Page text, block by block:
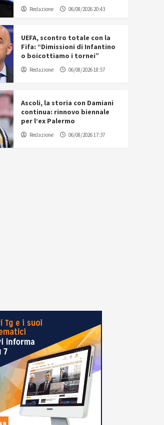
Redazione 06/08/2026 20:43
UEFA, scontro totale con la
Fifa: “Dimissioni di Infantino
o boicottiamo i tornei”
Redazione 06/08/2026 18:57
Ascoli, la storia con Damiani
continua: rinnovo biennale
per l’ex Palermo
Redazione 06/08/2026 17:37